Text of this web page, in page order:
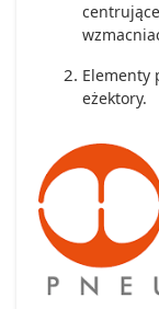
Elementy
eżektory.